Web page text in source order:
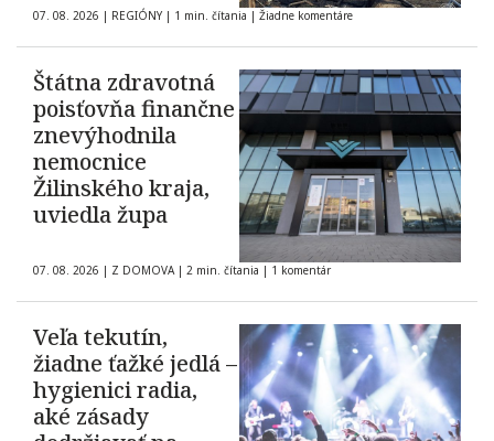
07. 08. 2026 | REGIÓNY | 1 min. čítania | Žiadne komentáre
Štátna zdravotná
poisťovňa finančne
znevýhodnila
nemocnice
Žilinského kraja,
uviedla župa
07. 08. 2026 | Z DOMOVA | 2 min. čítania | 1 komentár
Veľa tekutín,
žiadne ťažké jedlá –
hygienici radia,
aké zásady